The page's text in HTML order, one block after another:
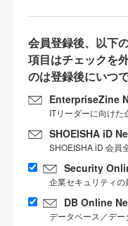
会員登録後、以下
項目はチェックを
のは登録後にいつ
EnterpriseZine
ITリーダーに向けた
SHOEISHA iD
SHOEISHA iD 会員
Security
企業セキュリティの
DB Online
データベース／デ